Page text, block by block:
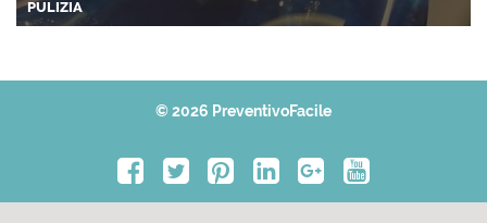
PULIZIA
© 2026 PreventivoFacile